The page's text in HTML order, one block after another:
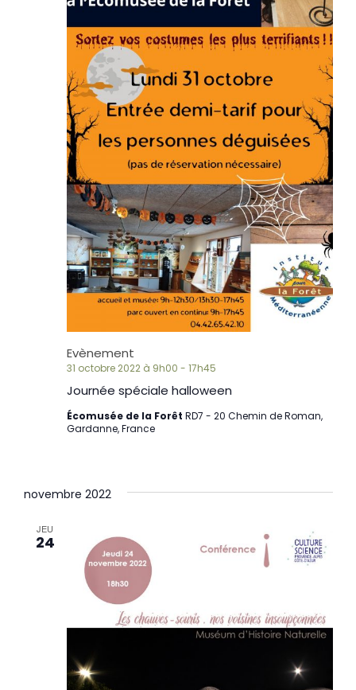
Evènement
Journée spéciale halloween
31 octobre 2022 à 9h00 - 17h45
Écomusée de la Forêt RD7 - 20 Chemin de Roman,
Gardanne, France
novembre 2022
JEU
24